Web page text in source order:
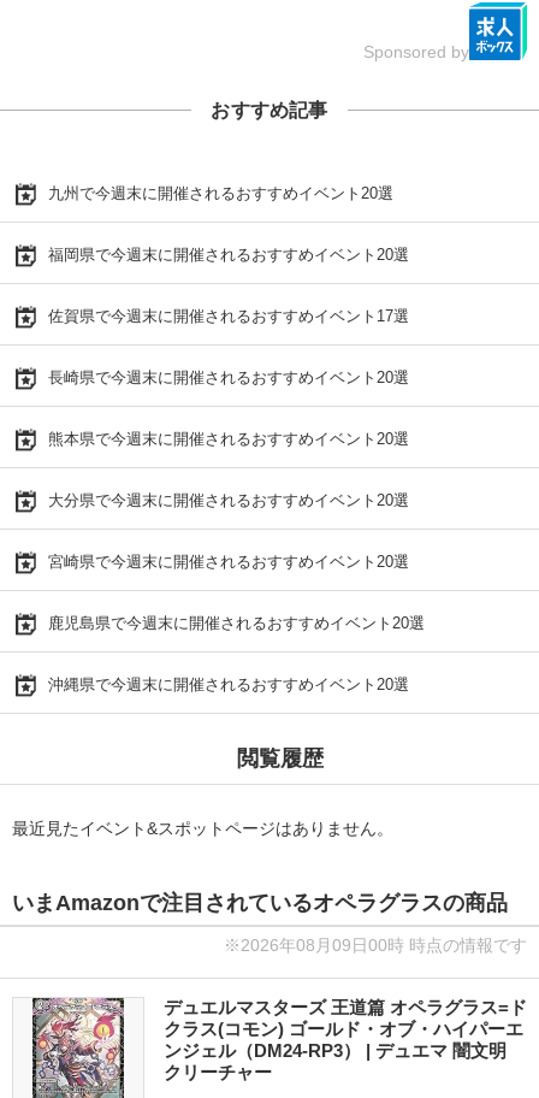
Sponsored by
おすすめ記事
九州で今週末に開催されるおすすめイベント20選
福岡県で今週末に開催されるおすすめイベント20選
佐賀県で今週末に開催されるおすすめイベント17選
長崎県で今週末に開催されるおすすめイベント20選
熊本県で今週末に開催されるおすすめイベント20選
大分県で今週末に開催されるおすすめイベント20選
宮崎県で今週末に開催されるおすすめイベント20選
鹿児島県で今週末に開催されるおすすめイベント20選
沖縄県で今週末に開催されるおすすめイベント20選
閲覧履歴
最近見たイベント&スポットページはありません。
いまAmazonで注目されているオペラグラスの商品
※2026年08月09日00時 時点の情報です
デュエルマスターズ 王道篇 オペラグラス=ド
クラス(コモン) ゴールド・オブ・ハイパーエ
ンジェル（DM24-RP3） | デュエマ 闇文明
クリーチャー